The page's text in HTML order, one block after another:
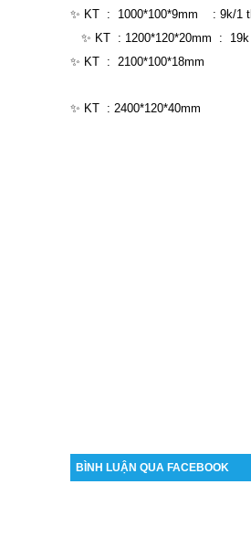
✨ KT : 1000*100*9mm : 9k/1
✨ KT : 1200*120*20mm :
✨ KT : 2100*100*18mm
✨ KT : 2400*120*40mm
BÌNH LUẬN QUA FACEBOOK